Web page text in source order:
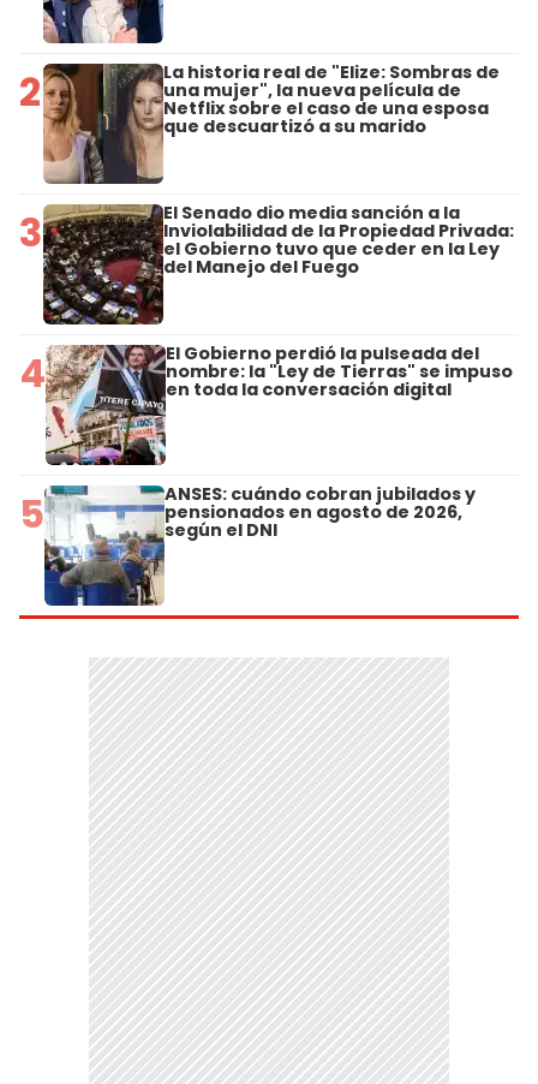
2 La historia real de "Elize: Sombras de
una mujer", la nueva película de
Netflix sobre el caso de una esposa
que descuartizó a su marido
3 El Senado dio media sanción a la
Inviolabilidad de la Propiedad Privada:
el Gobierno tuvo que ceder en la Ley
del Manejo del Fuego
4 El Gobierno perdió la pulseada del
nombre: la "Ley de Tierras" se impuso
en toda la conversación digital
5 ANSES: cuándo cobran jubilados y
pensionados en agosto de 2026,
según el DNI